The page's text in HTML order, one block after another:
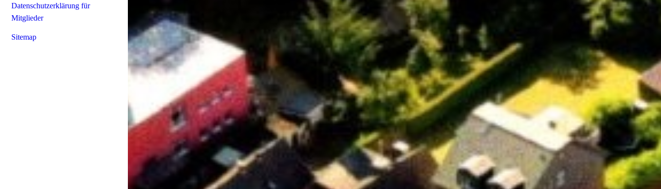
Datenschutzerklärung für
Mitglieder
Sitemap